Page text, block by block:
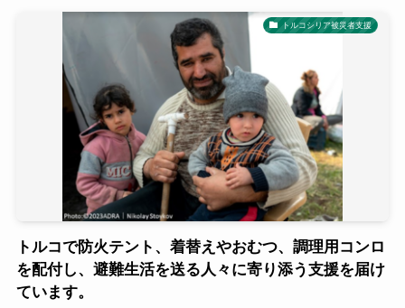
トルコシリア被災者支援
トルコで防火テント、着替えやおむつ、調理用コンロ
を配付し、避難生活を送る人々に寄り添う支援を届け
ています。